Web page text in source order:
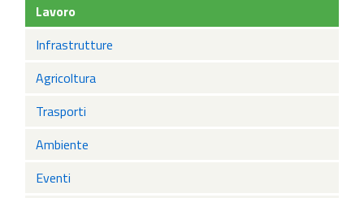
Lavoro
Infrastrutture
Agricoltura
Trasporti
Ambiente
Eventi